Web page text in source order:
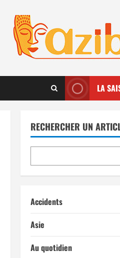
LA
RECHERCHER UN
Accidents
Asie
Au quotidien